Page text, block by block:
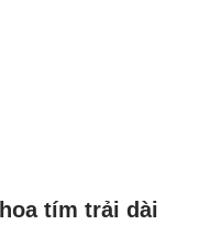
tím trải dài